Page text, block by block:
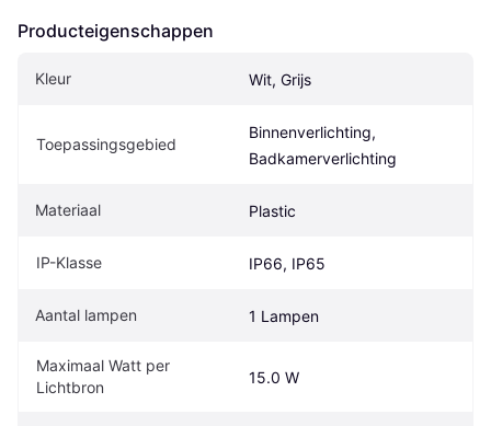
Producteigenschappen
Kleur Wit, Grijs
Toepassingsgebied
Binnenverlichting,
Badkamerverlichting
Materiaal Plastic
IP-Klasse IP66, IP65
Aantal lampen 1 Lampen
Maximaal Watt per
Lichtbron
15.0 W